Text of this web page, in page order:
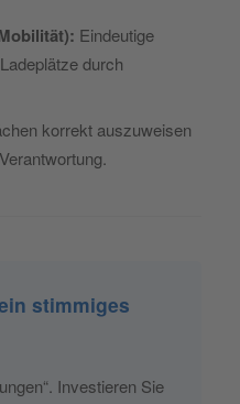
Eindeutige
durch
korrekt auszuweisen
stimmiges
Investieren Sie